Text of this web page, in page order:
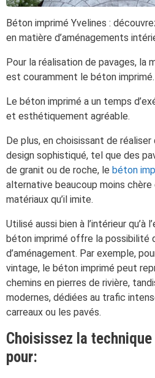
Béton imprimé Yvelines :
en matière d’aménagements
Pour la réalisation de pavages, la
est couramment le béton imprimé.
Le béton imprimé a un temps
et esthétiquement agréable.
De plus, en choisissant de
design sophistiqué, tel que des
de granit ou de roche, le béton
alternative beaucoup moins chère
matériaux qu’il imite.
Utilisé aussi bien à l’intérieur qu’à
béton imprimé offre la
d’aménagement. Par exemple,
vintage, le béton imprimé peut
chemins en pierres de rivière,
modernes, dédiées au trafic
carreaux ou les pavés.
Choisissez la
pour: